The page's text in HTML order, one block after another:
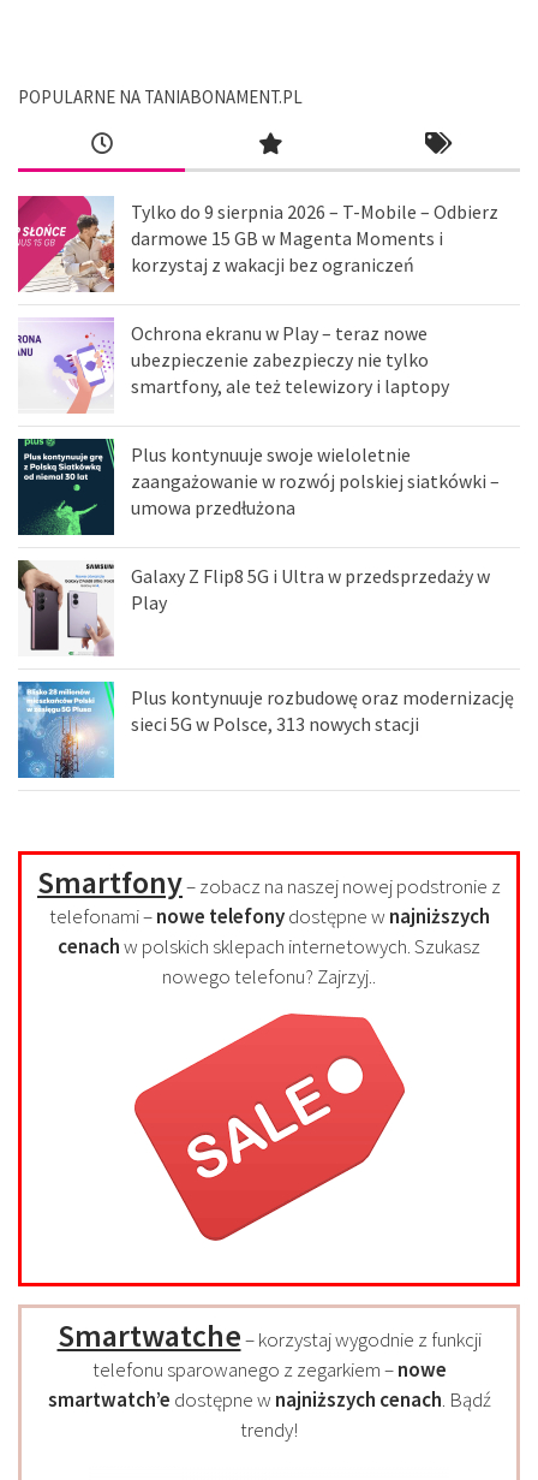
POPULARNE NA TANIABONAMENT.PL
Tylko do 9 sierpnia 2026 – T-Mobile – Odbierz
darmowe 15 GB w Magenta Moments i
korzystaj z wakacji bez ograniczeń
Ochrona ekranu w Play – teraz nowe
ubezpieczenie zabezpieczy nie tylko
smartfony, ale też telewizory i laptopy
Plus kontynuuje swoje wieloletnie
zaangażowanie w rozwój polskiej siatkówki –
umowa przedłużona
Galaxy Z Flip8 5G i Ultra w przedsprzedaży w
Play
Plus kontynuuje rozbudowę oraz modernizację
sieci 5G w Polsce, 313 nowych stacji
Smartfony– zobacz na naszej nowej podstronie z
telefonami –nowe telefonydostępne w najniższych
cenachw polskich sklepach internetowych. Szukasz
nowego telefonu? Zajrzyj..
Smartwatche– korzystaj wygodnie z funkcji
telefonu sparowanego z zegarkiem –nowe
smartwatch’e dostępne w najniższych cenach. Bądź
trendy!